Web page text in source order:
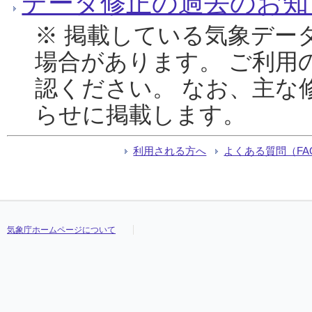
※ 掲載している気象デー
場合があります。 ご利用
認ください。 なお、主な
らせに掲載します。
利用される方へ よくある質問（
気象庁ホームページについて